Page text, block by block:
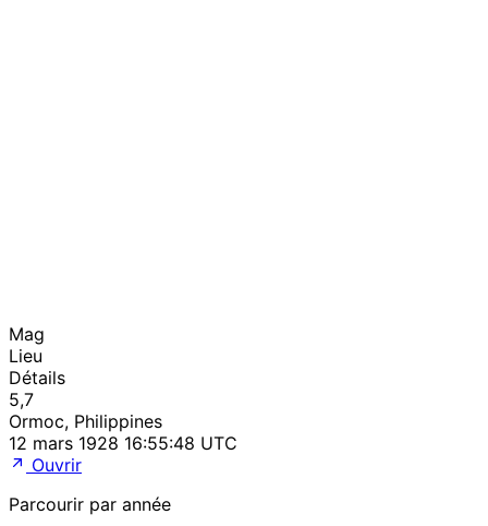
Mag
Lieu
Détails
5,7
Ormoc, Philippines
12 mars 1928 16:55:48 UTC
Ouvrir
Parcourir par année